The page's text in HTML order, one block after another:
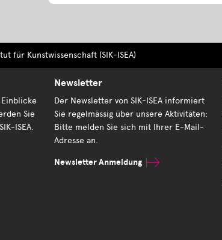
für Kunstwissenschaft (SIK-ISEA)
Einblicke
Sie
ISEA.
Newsletter
Der Newsletter von SIK-ISEA informiert
Sie regelmässig über unsere Aktivitäten:
Bitte melden Sie sich mit Ihrer E-Mail-
Adresse an.
Newsletter Anmeldung